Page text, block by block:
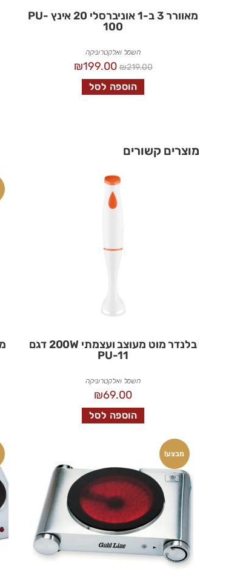
מאוורר 3 ב-1 אוניברסלי 20 אינץ PU-
100
חשמל ואלקטרוניקה
₪219.00
₪199.00
הוספה לסל
מוצרים קשורים
בלנדר מוט מעוצב ועצמתי 200W דגם
PU-11
חשמל ואלקטרוניקה
₪69.00
הוספה לסל
מבצע!